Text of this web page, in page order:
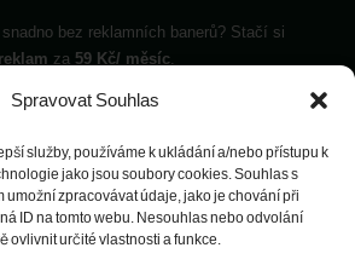
Spravovat Souhlas
služby, používáme k ukládání a/nebo přístupu k
jako jsou soubory cookies. Souhlas s
zpracovávat údaje, jako je chování při
ID na tomto webu. Nesouhlas nebo odvolání
ovlivnit určité vlastnosti a funkce.
bez reklamních banerů? Stačí si
za 59 Kč/ měsíc.